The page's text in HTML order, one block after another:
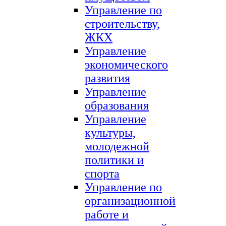
Управление по
строительству,
ЖКХ
Управление
экономического
развития
Управление
образования
Управление
культуры,
молодежной
политики и
спорта
Управление по
организационной
работе и